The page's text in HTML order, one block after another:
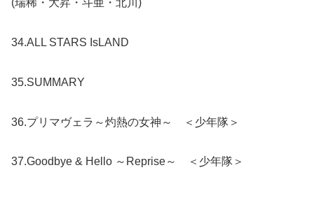
(瑞稀・大昇・斗亜・北川)
34.ALL STARS IsLAND
35.SUMMARY
36.プリマヴェラ～灼熱の女神～ ＜少年隊＞
37.Goodbye & Hello ～Reprise～ ＜少年隊＞